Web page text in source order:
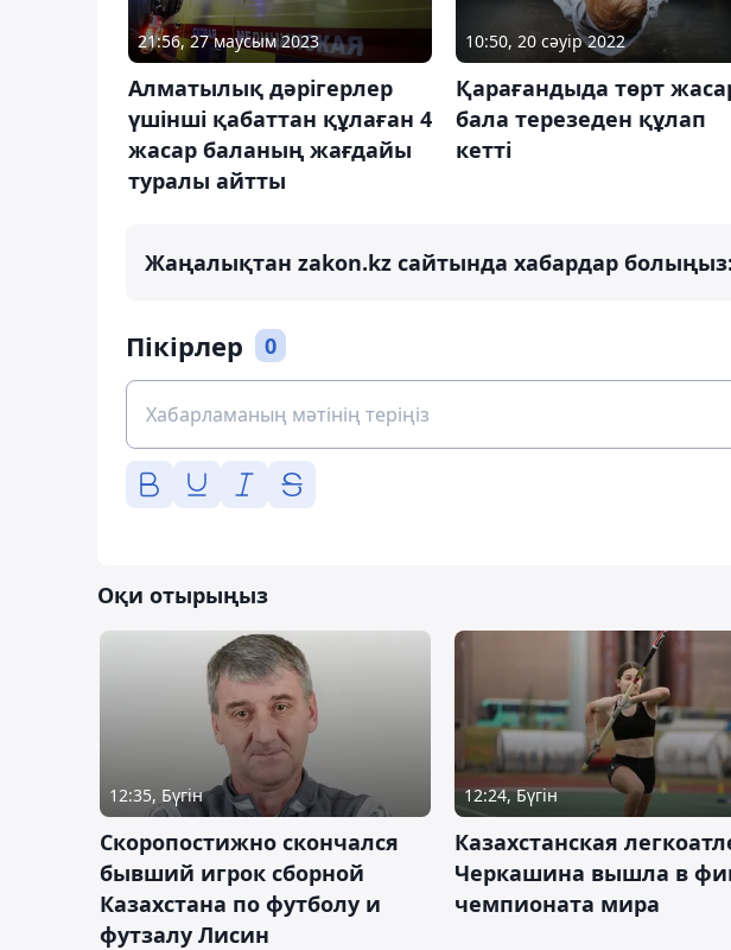
21:56, 27 маусым 2023
Алматылық дәрігерлер
үшінші қабаттан құлаған 4
жасар баланың жағдайы
туралы айтты
10:50, 20 сәуір 2022
Қарағандыда төрт
бала терезеден құлап
кетті
Жаңалықтан zakon.kz сайтында хабардар болыңыз:
Пікірлер 0
Оқи отырыңыз
12:35, Бүгін
Скоропостижно скончался
бывший игрок сборной
Казахстана по футболу и
футзалу Лисин
12:24, Бүгін
Казахстанская
Черкашина вышла в
чемпионата мира